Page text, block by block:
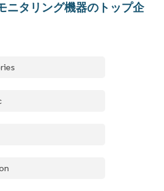
ニタリング機器のトップ企